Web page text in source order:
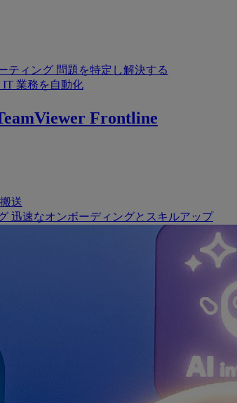
ティング 問題を特定し解決する
IT 業務を自動化
Frontline
送
迅速なオンボーディングとスキルアップ